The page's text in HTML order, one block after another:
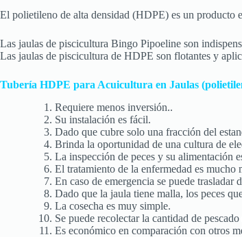
El polietileno de alta densidad (HDPE) es un producto
Las jaulas de piscicultura Bingo Pipoeline son
Las jaulas de piscicultura de HDPE son flotantes y
Tubería HDPE para Acuicultura en Jaulas
Requiere menos inversión..
Su instalación es fácil.
Dado que cubre solo una fracción del
Brinda la oportunidad de una cultura de
La inspección de peces y su alimentación
El tratamiento de la enfermedad es mucho
En caso de emergencia se puede trasladar
Dado que la jaula tiene malla, los peces
La cosecha es muy simple.
Se puede recolectar la cantidad de
Es económico en comparación con otros